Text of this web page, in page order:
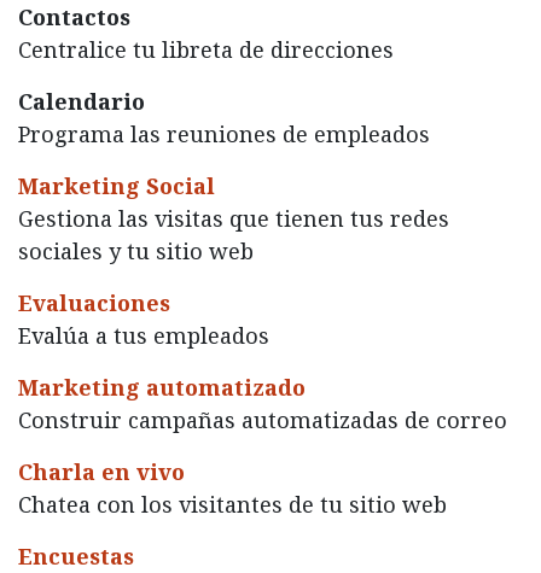
Contactos
Centralice tu libreta de direcciones
Calendario
Programa las reuniones de empleados
Marketing Social
Gestiona las visitas que tienen tus redes
sociales y tu sitio web
Evaluaciones
Evalúa a tus empleados
Marketing automatizado
Construir campañas automatizadas de correo
Charla en vivo
Chatea con los visitantes de tu sitio web
Encuestas